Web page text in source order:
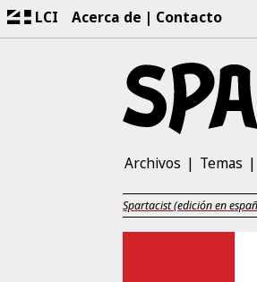
LCI Acerca de Contacto
Archivos Temas
Spartacist (edición en